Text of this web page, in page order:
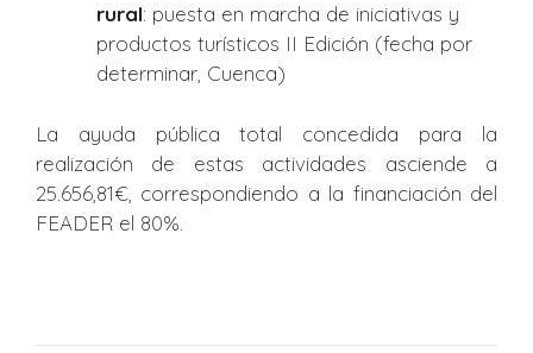
rural: puesta en marcha de iniciativas y
productos turísticos II Edición (fecha por
determinar, Cuenca)
La ayuda pública total concedida para la
realización de estas actividades asciende a
25.656,81€, correspondiendo a la financiación del
FEADER el 80%.